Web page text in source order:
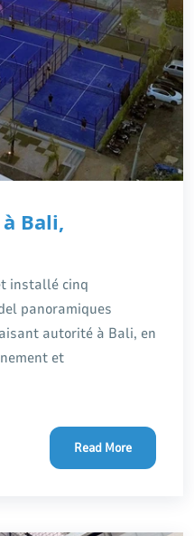
Bali,
installé cinq
panoramiques
autorité à Bali, en
et
Read More